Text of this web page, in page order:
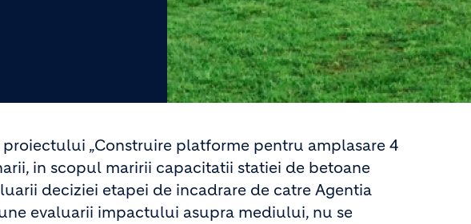
„Construire platforme pentru amplasare 4
in scopul maririi capacitatii statiei de betoane
deciziei etapei de incadrare de catre Agentia
evaluarii impactului asupra mediului, nu se